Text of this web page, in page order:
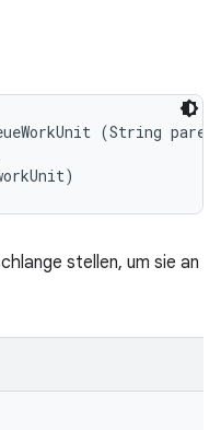
(String
stellen, um sie an